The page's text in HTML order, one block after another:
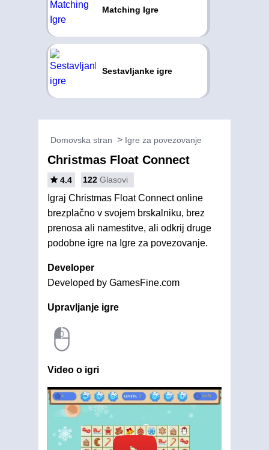
Matching Igre
Sestavljanke igre
Domovska stran Igre za povezovanje
Christmas Float Connect
4.4 122 Glasovi
Igraj Christmas Float Connect online
brezplačno v svojem brskalniku, brez
prenosa ali namestitve, ali odkrij druge
podobne igre na Igre za povezovanje.
Developer
Developed by GamesFine.com
Upravljanje igre
Video o igri